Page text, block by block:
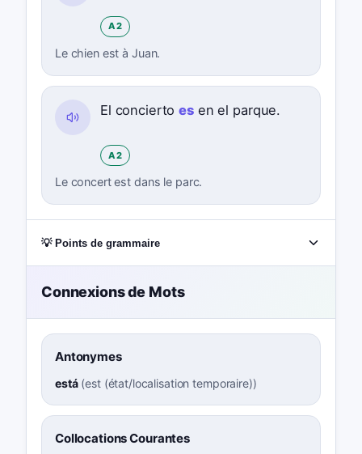
A2
Le chien est à Juan.
El conciertoes en el parque.
A2
Le concert est dans le parc.
💡 Points de grammaire
Connexions de Mots
Antonymes
está(est (état/localisation temporaire))
Collocations Courantes